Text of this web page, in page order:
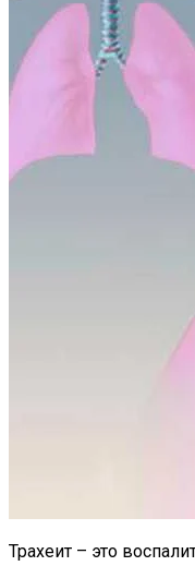
Трахеит – это